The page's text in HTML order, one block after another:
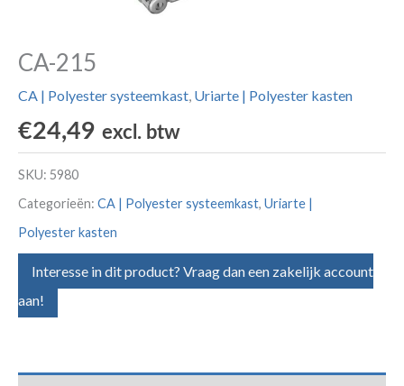
CA-215
CA | Polyester systeemkast, Uriarte | Polyester kasten
€24,49 excl. btw
SKU: 5980
Categorieën: CA | Polyester systeemkast, Uriarte |
Polyester kasten
Interesse in dit product? Vraag dan een zakelijk account
aan!